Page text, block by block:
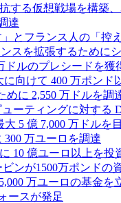
する仮想戦場を構築
達
とフランス人の「控
スを拡張するために
ドルのプレシードを獲
に向けて 400 万ポンド
めに 2,550 万ドルを調
ーティングに対する
5 億 7,000 万ドルを
300 万ユーロを調達
10 億ユーロ以上を投
ンが1500万ポンドの
万ユーロの基金
ースが発足